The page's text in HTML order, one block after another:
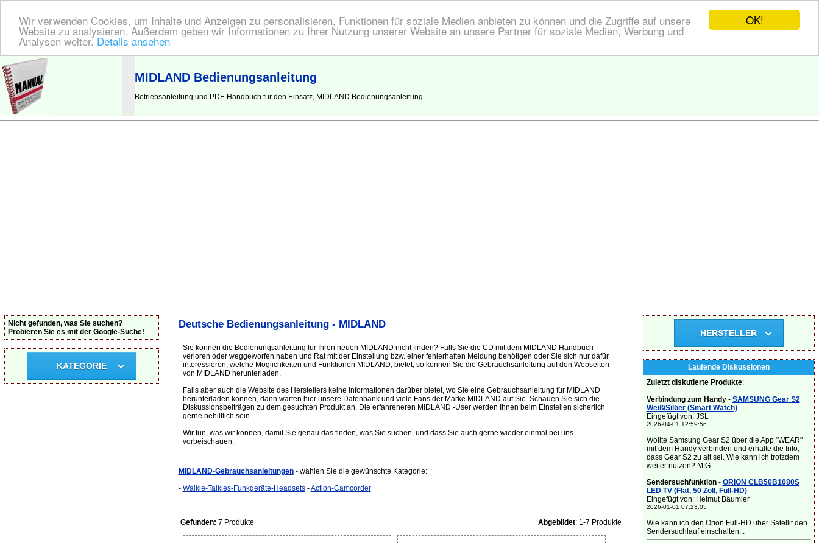
OK!
Wir verwenden Cookies, um Inhalte und Anzeigen zu personalisieren, Funktionen für soziale Medien anbieten zu können und die Zugriffe auf unsere
Website zu analysieren. Außerdem geben wir Informationen zu Ihrer Nutzung unserer Website an unsere Partner für soziale Medien, Werbung und
Analysen weiter. Details ansehen
BEDIENUNGSANLEITUNG | Hier finden Sie die deutsche Anleitung!
MIDLAND Bedienungsanleitung
Betriebsanleitung und PDF-Handbuch für den Einsatz, MIDLAND Bedienungsanleitung
Deutsche Bedienungsanleitung - MIDLAND
Sie können die Bedienungsanleitung für Ihren neuen MIDLAND nicht finden? Falls Sie die CD mit dem MIDLAND Handbuch
verloren oder weggeworfen haben und Rat mit der Einstellung bzw. einer fehlerhaften Meldung benötigen oder Sie sich nur dafür
interessieren, welche Möglichkeiten und Funktionen MIDLAND, bietet, so können Sie die Gebrauchsanleitung auf den Webseiten
von MIDLAND herunterladen.
Falls aber auch die Website des Herstellers keine Informationen darüber bietet, wo Sie eine Gebrauchsanleitung für MIDLAND
herunterladen können, dann warten hier unsere Datenbank und viele Fans der Marke MIDLAND auf Sie. Schauen Sie sich die
Diskussionsbeiträgen zu dem gesuchten Produkt an. Die erfahreneren MIDLAND -User werden Ihnen beim Einstellen sicherlich
gerne behilflich sein.
Wir tun, was wir können, damit Sie genau das finden, was Sie suchen, und dass Sie auch gerne wieder einmal bei uns
vorbeischauen.
MIDLAND-Gebrauchsanleitungen - wählen Sie die gewünschte Kategorie:
- Walkie-Talkies-Funkgeräte-Headsets-Action-Camcorder
Gefunden: 7 Produkte Abgebildet: 1-7 Produkte
Nicht gefunden, was Sie suchen?
Probieren Sie es mit der Google-Suche!
KATEGORIE
HERSTELLER
Laufende Diskussionen
Zuletzt diskutierte Produkte:
Verbindung zum Handy- SAMSUNG Gear S2
Weiß/Silber (Smart Watch)
Eingefügt von: JSL
2026-04-01 12:59:56
Wollte Samsung Gear S2 über die App "WEAR"
mit dem Handy verbinden und erhalte die Info,
dass Gear S2 zu alt sei. Wie kann ich trotzdem
weiter nutzen? MfG...
Sendersuchfunktion- ORION CLB50B1080S
LED TV (Flat, 50 Zoll, Full-HD)
Eingefügt von: Helmut Bäumler
2026-01-01 07:23:05
Wie kann ich den Orion Full-HD über Satellit den
Sendersuchlauf einschalten...